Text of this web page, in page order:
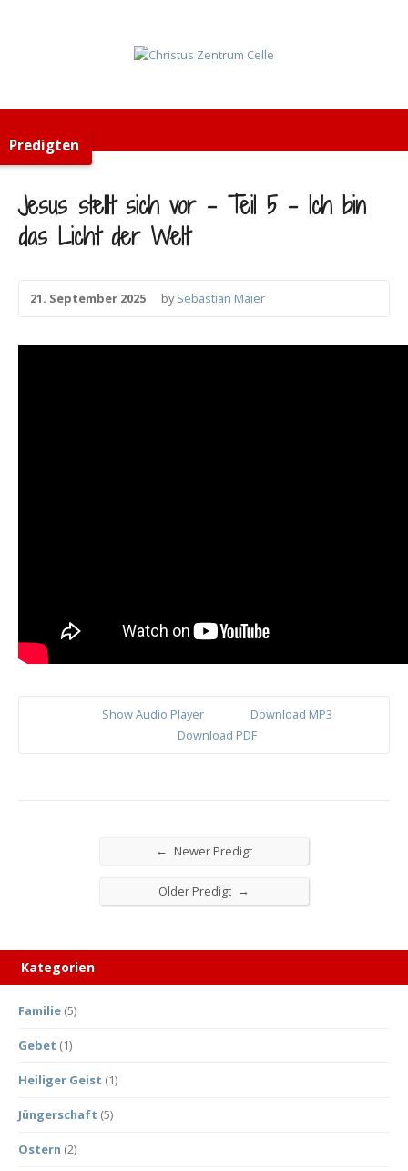
Predigten
Jesus stellt sich vor – Teil 5 – Ich bin
das Licht der Welt
21. September 2025 bySebastian Maier
Show Audio Player
Download MP3
Download PDF
← Newer Predigt
Older Predigt →
Kategorien
Familie (5)
Gebet (1)
Heiliger Geist (1)
Jüngerschaft (5)
Ostern (2)